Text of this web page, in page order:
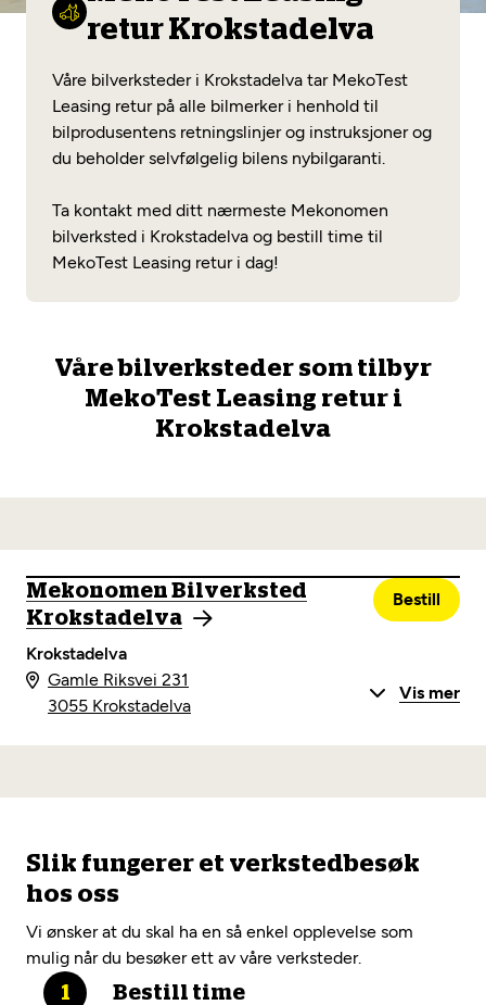
Diagnose/Feilsøking
Se alle (52) tjenester her
Mekonomen Bilkonto
Les mer
Fritt verkstedvalg
Mobilitetsgaranti
Nybilgaranti og fabrikkgaranti
Opprett en konto
retur Krokstadelva
Våre bilverksteder i Krokstadelva tar MekoTest
Leasing retur på alle bilmerker i henhold til
bilprodusentens retningslinjer og instruksjoner og
du beholder selvfølgelig bilens nybilgaranti.
Ta kontakt med ditt nærmeste Mekonomen
bilverksted i Krokstadelva og bestill time til
MekoTest Leasing retur i dag!
Våre bilverksteder som tilbyr
MekoTest Leasing retur i
Krokstadelva
Mekonomen Bilverksted
Krokstadelva
Krokstadelva
Bestill
Gamle Riksvei 231
3055 Krokstadelva
Vis mer
Slik fungerer et verkstedbesøk
hos oss
Vi ønsker at du skal ha en så enkel opplevelse som
mulig når du besøker ett av våre verksteder.
Bestill time